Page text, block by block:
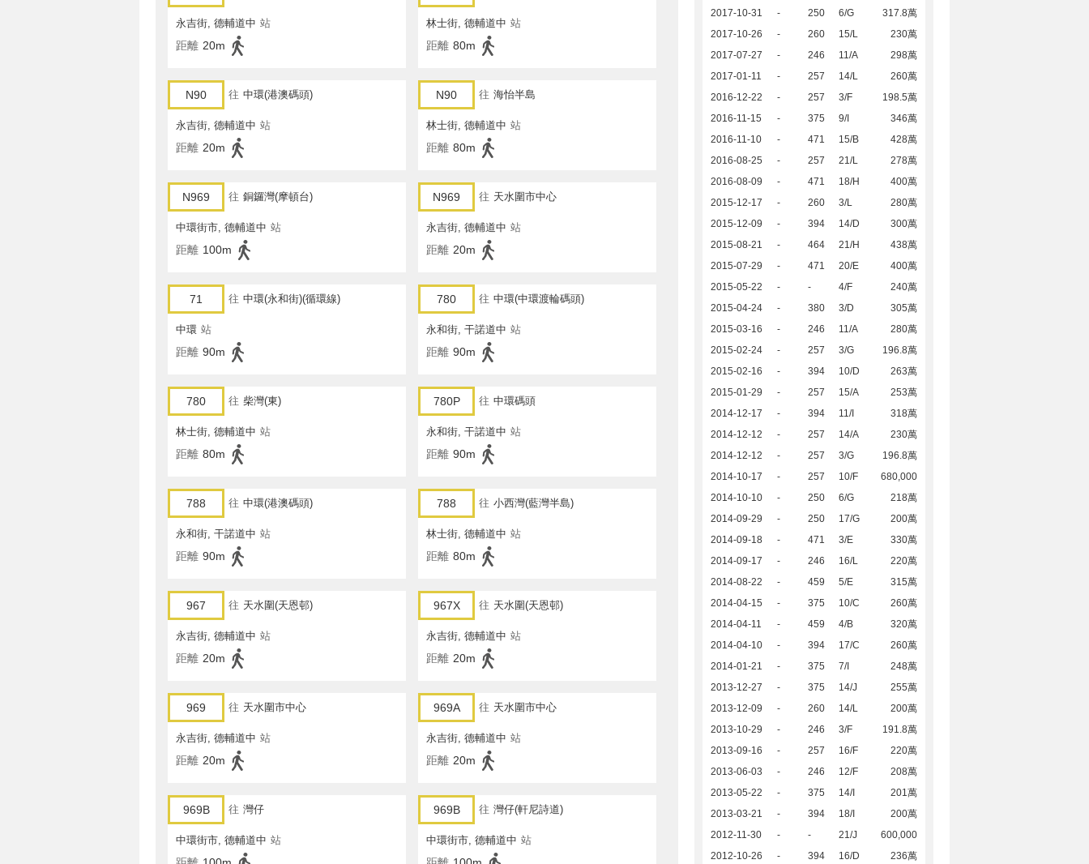
2017-10-31
- 250 6/G
317.8萬
2017-10-26
- 260 15/L
230萬
2017-07-27
- 246 11/A
298萬
2017-01-11
- 257 14/L
260萬
2016-12-22
- 257 3/F
198.5萬
2016-11-15
- 375 9/I
346萬
2016-11-10
- 471 15/B
428萬
2016-08-25
- 257 21/L
278萬
2016-08-09
- 471 18/H
400萬
2015-12-17
- 260 3/L
280萬
2015-12-09
- 394 14/D
300萬
2015-08-21
- 464 21/H
438萬
2015-07-29
- 471 20/E
400萬
2015-05-22
- - 4/F
240萬
2015-04-24
- 380 3/D
305萬
2015-03-16
- 246 11/A
280萬
2015-02-24
- 257 3/G
196.8萬
2015-02-16
- 394 10/D
263萬
2015-01-29
- 257 15/A
253萬
2014-12-17
- 394 11/I
318萬
2014-12-12
- 257 14/A
230萬
2014-12-12
- 257 3/G
196.8萬
2014-10-17
- 257 10/F
680,000
2014-10-10
- 250 6/G
218萬
2014-09-29
- 250 17/G
200萬
2014-09-18
- 471 3/E
330萬
2014-09-17
- 246 16/L
220萬
2014-08-22
- 459 5/E
315萬
2014-04-15
- 375 10/C
260萬
2014-04-11
- 459 4/B
320萬
2014-04-10
- 394 17/C
260萬
2014-01-21
- 375 7/I
248萬
2013-12-27
- 375 14/J
255萬
2013-12-09
- 260 14/L
200萬
2013-10-29
- 246 3/F
191.8萬
2013-09-16
- 257 16/F
220萬
2013-06-03
- 246 12/F
208萬
2013-05-22
- 375 14/I
201萬
2013-03-21
- 394 18/I
200萬
2012-11-30
- - 21/J
600,000
2012-10-26
- 394 16/D 236萬
永吉街, 德輔道中 站
距離 20m
林士街, 德輔道中 站
距離 80m
N90 往 中環(港澳碼頭)
永吉街, 德輔道中 站
距離 20m
N90 往 海怡半島
林士街, 德輔道中 站
距離 80m
N969 往 銅鑼灣(摩頓台)
中環街市, 德輔道中 站
距離 100m
N969 往 天水圍市中心
永吉街, 德輔道中 站
距離 20m
71 往 中環(永和街)(循環線)
中環 站
距離 90m
780 往 中環(中環渡輪碼頭)
永和街, 干諾道中 站
距離 90m
780 往 柴灣(東)
林士街, 德輔道中 站
距離 80m
780P 往 中環碼頭
永和街, 干諾道中 站
距離 90m
788 往 中環(港澳碼頭)
永和街, 干諾道中 站
距離 90m
788 往 小西灣(藍灣半島)
林士街, 德輔道中 站
距離 80m
967 往 天水圍(天恩邨)
永吉街, 德輔道中 站
距離 20m
967X 往 天水圍(天恩邨)
永吉街, 德輔道中 站
距離 20m
969 往 天水圍市中心
永吉街, 德輔道中 站
距離 20m
969A 往 天水圍市中心
永吉街, 德輔道中 站
距離 20m
969B 往 灣仔
中環街市, 德輔道中 站
969B 往 灣仔(軒尼詩道)
中環街市, 德輔道中 站